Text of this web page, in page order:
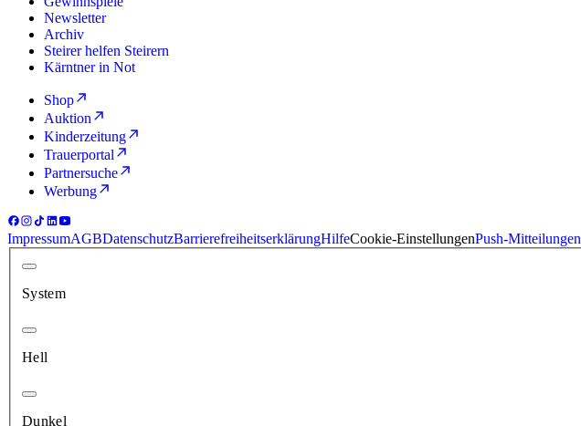
Newsletter
Archiv
Steirer helfen Steirern
Kärntner in Not
Shop
Auktion
Kinderzeitung
Trauerportal
Partnersuche
Werbung
ImpressumAGBDatenschutzBarrierefreiheitserklärungHilfeCookie-EinstellungenPush-Mitteilungen
System
Hell
Dunkel